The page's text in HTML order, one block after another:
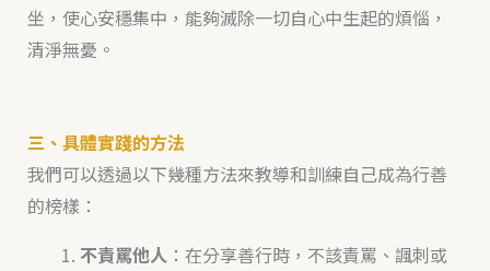
坐，使心安穩集中，能夠滅除一切自心中生起的煩惱，
清淨無憂。
三、具體實踐的方法
我們可以透過以下幾種方法來教導和訓練自己成為行善
的榜樣：
不責罵他人：在分享善行時，不該責罵、諷刺或